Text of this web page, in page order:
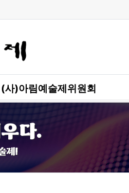
(사)아림예술제위원회
다.
제!